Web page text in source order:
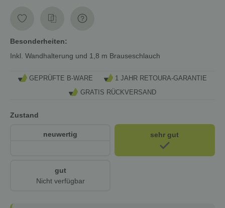
Besonderheiten:
Inkl. Wandhalterung und 1,8 m Brauseschlauch
GEPRÜFTE B-WARE
1 JAHR RETOURA-GARANTIE
GRATIS RÜCKVERSAND
Zustand
neuwertig sehr gut
gut
Nicht verfügbar